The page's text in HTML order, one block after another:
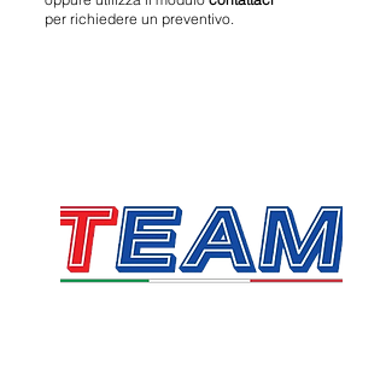
per richiedere un preventivo.